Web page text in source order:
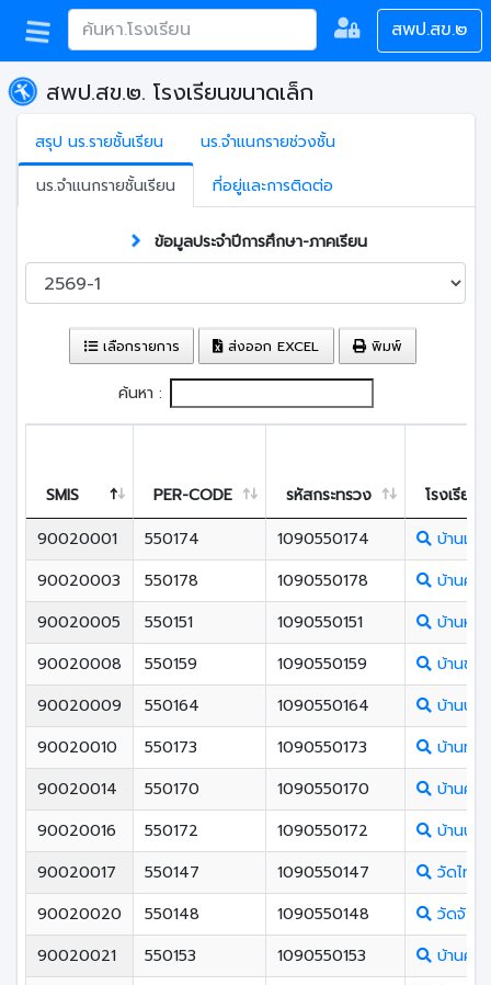
สพป.สข.๒
สพป.สข.๒. โรงเรียนขนาดเล็ก
สรุป นร.รายชั้นเรียน
นร.จำแนกรายช่วงชั้น
นร.จำแนกรายชั้นเรียน
ที่อยู่และการติดต่อ
ข้อมูลประจำปีการศึกษา-ภาคเรียน
เลือกรายการ ส่งออก EXCEL พิมพ์
ค้นหา :
SMIS PER-CODE รหัสกระทรวง
โรงเรียน
90020001
550174 1090550174
บ้านเข
90020003
550178 1090550178
บ้านคว
90020005
550151 1090550151
บ้านห้ว
90020008
550159 1090550159
บ้านชา
90020009
550164 1090550164
บ้านปล
90020010
550173 1090550173
บ้านทุ่ง
90020014
550170 1090550170
บ้านคล
90020016
550172 1090550172
บ้านนา
90020017
550147 1090550147
วัดไทร
90020020
550148 1090550148
วัดจังโ
90020021
550153 1090550153
บ้านคว